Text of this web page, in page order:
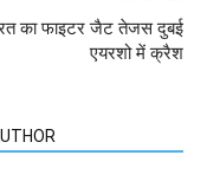
का फाइटर जैट तेजस दुबई
एयरशो में क्रैश